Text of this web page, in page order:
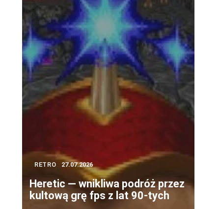
RETRO 27.07.2026
Heretic — wnikliwa podróż przez
kultową grę fps z lat 90-tych